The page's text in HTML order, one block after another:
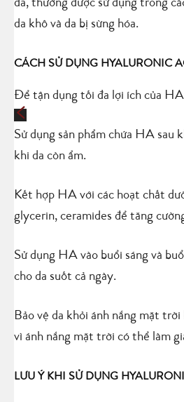
da, thường được sử dụng trong
da khô và da bị sừng hóa.
CÁCH SỬ DỤNG HYALURONIC
Để tận dụng tối đa lợi ích của
Sử dụng sản phẩm chứa HA sau
khi da còn ẩm.
Kết hợp HA với các hoạt chất
glycerin, ceramides để tăng
Sử dụng HA vào buổi sáng và
cho da suốt cả ngày.
Bảo vệ da khỏi ánh nắng mặt
vì ánh nắng mặt trời có thể làm
LƯU Ý KHI SỬ DỤNG